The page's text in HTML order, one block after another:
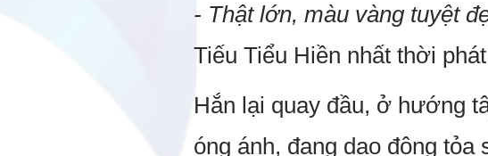
- Thật lớn, màu vàng tuyệt
Tiếu Tiểu Hiền nhất thời
Hắn lại quay đầu, ở hướng
óng ánh, đang dao động